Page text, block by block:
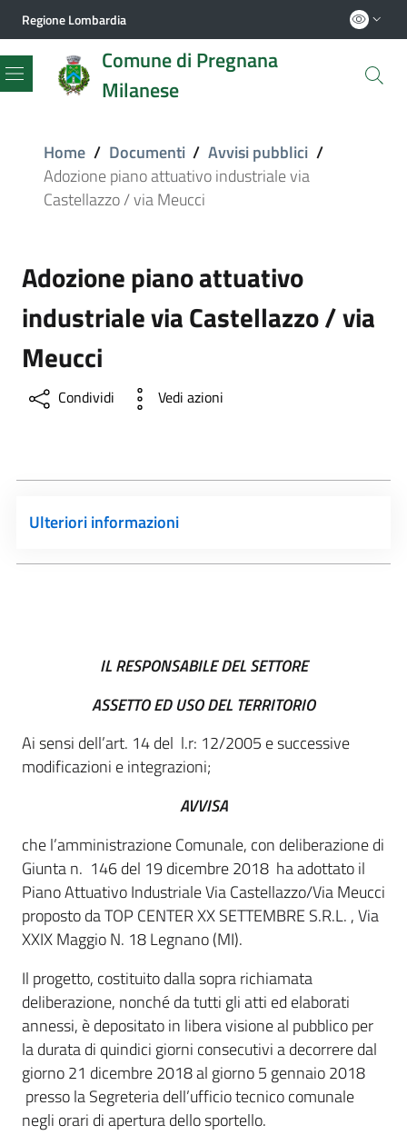
Regione Lombardia
Comune di Pregnana
Milanese
Menu
Home / Documenti / Avvisi pubblici /
Adozione piano attuativo industriale via
Castellazzo / via Meucci
Adozione piano attuativo
industriale via Castellazzo / via
Meucci
Condividi Vedi azioni
Ulteriori informazioni
IL RESPONSABILE DEL SETTORE
ASSETTO ED USO DEL TERRITORIO
Ai sensi dell’art. 14 del l.r: 12/2005 e successive
modificazioni e integrazioni;
AVVISA
che l’amministrazione Comunale, con deliberazione di
Giunta n. 146 del 19 dicembre 2018 ha adottato il
Piano Attuativo Industriale Via Castellazzo/Via Meucci
proposto da TOP CENTER XX SETTEMBRE S.R.L. , Via
XXIX Maggio N. 18 Legnano (MI).
Il progetto, costituito dalla sopra richiamata
deliberazione, nonché da tutti gli atti ed elaborati
annessi, è depositato in libera visione al pubblico per
la durata di quindici giorni consecutivi a decorrere dal
giorno 21 dicembre 2018 al giorno 5 gennaio 2018
presso la Segreteria dell’ufficio tecnico comunale
negli orari di apertura dello sportello.